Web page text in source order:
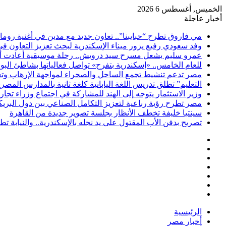
الخميس, أغسطس 6 2026
أخبار عاجلة
مي فاروق تطرح “حبايبنا”.. تعاون جديد مع مدين في أغنية
وفد سعودي رفيع يزور ميناء الإسكندرية لبحث تعزيز التعاون
عمرو سليم يشعل مسرح سيد درويش.. رحلة موسيقية أعادت
للعام الخامس.. «إسكندرية بتفرح» تواصل فعالياتها بشاطئ
مصر تدعم تنشيط تجمع الساحل والصحراء لمواجهة الإرهاب
التعليم” تطلق تدريس اللغة اليابانية كلغة ثانية بالمدارس
وزير الاستثمار يتوجه إلى الهند للمشاركة في اجتماع وزراء
مصر تطرح رؤية رباعية لتعزيز التكامل الصناعي بين دول
سينتيا خليفة تخطف الأنظار بجلسة تصوير جديدة من القاهرة
تصريح بدفن الأب المقتول على يد نجله بالإسكندرية.. والنيابة
جانبي
الرئيسية
أخبار مصر